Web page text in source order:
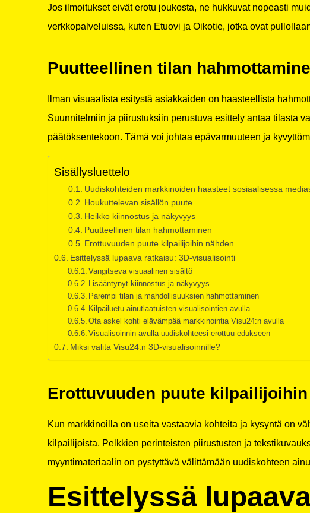
Jos ilmoitukset eivät erotu joukosta, ne hukkuvat nopeasti
verkkopalveluissa, kuten Etuovi ja Oikotie, jotka ovat
Puutteellinen tilan
Ilman visuaalista esitystä asiakkaiden on haasteellista
Suunnitelmiin ja piirustuksiin perustuva esittely antaa tilasta
päätöksentekoon. Tämä voi johtaa epävarmuuteen ja
Sisällysluettelo
Uudiskohteiden markkinoiden haasteet sosiaalisessa
Houkuttelevan sisällön puute
Heikko kiinnostus ja näkyvyys
Puutteellinen tilan hahmottaminen
Erottuvuuden puute kilpailijoihin nähden
Esittelyssä lupaava ratkaisu: 3D-visualisointi
Vangitseva visuaalinen sisältö
Lisääntynyt kiinnostus ja näkyvyys
Parempi tilan ja mahdollisuuksien hahmottaminen
Kilpailuetu ainutlaatuisten visualisointien avulla
Ota askel kohti elävämpää markkinointia Visu24:n avulla
Visualisoinnin avulla uudiskohteesi erottuu edukseen
Miksi valita Visu24:n 3D-visualisoinnille?
Erottuvuuden puute kilpailijoihin
Kun markkinoilla on useita vastaavia kohteita ja kysyntä on
kilpailijoista. Pelkkien perinteisten piirustusten ja
myyntimateriaalin on pystyttävä välittämään uudiskohteen
Esittelyssä